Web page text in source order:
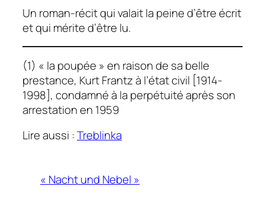
Un roman-récit qui valait la peine d’être écrit
et qui mérite d’être lu.
(1) « la poupée » en raison de sa belle
prestance, Kurt Frantz à l’état civil [1914-
1998], condamné à la perpétuité après son
arrestation en 1959
Lire aussi :Treblinka
« Nacht und Nebel »